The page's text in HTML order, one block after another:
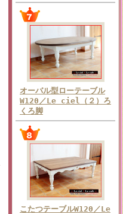
オーバル型ローテーブル
W120／Le ciel（２）ろ
くろ脚
こたつテーブルW120／Le